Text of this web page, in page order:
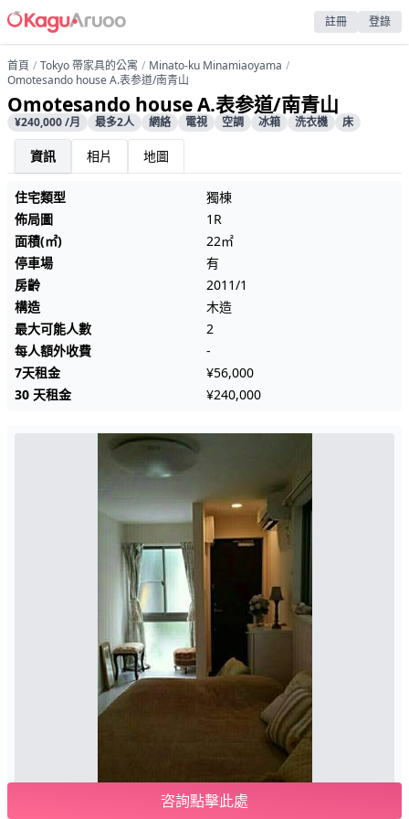
註冊 登錄
首頁 Tokyo 帶家具的公寓
Minato-ku Minamiaoyama
Omotesando house A.表参道/南青山
Omotesando house A.表参道/南青山
¥240,000 /月 最多2人 網絡 電視 空調 冰箱 洗衣機 床
資訊 相片 地圖
住宅類型
獨棟
佈局圖
1R
面積(㎡)
22㎡
停車場
有
房齡
2011/1
構造
木造
最大可能人數
2
每人額外收費
-
7天租金
¥56,000
30 天租金
¥240,000
咨詢點擊此處